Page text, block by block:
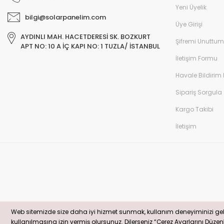
Web sitemizde size daha iyi hizmet sunmak, kullanım deneyiminizi
kullanılmasına izin vermiş olursunuz. Dilerseniz “Çerez Ayarlarını
Web sitemizde size daha iyi hizmet sunmak, kullanım deneyiminizi
kullanılmasına izin vermiş olursunuz. Dilerseniz “Çerez Ayarlarını
bilgi@solarpanelim.com
AYDINLI MAH. HACETDERESİ SK. BOZKURT
APT NO: 10 A İÇ KAPI NO: 1 TUZLA/ İSTANBUL
Yeni Üyelik
Üye Girişi
Şifremi Unuttum
İletişim Formu
Havale Bildirim
Sipariş Sorgula
Kargo Takibi
İletişim
© solarpanelim.com Tüm Hakları Saklıdır. Kredi kartı bilgileriniz 256bit